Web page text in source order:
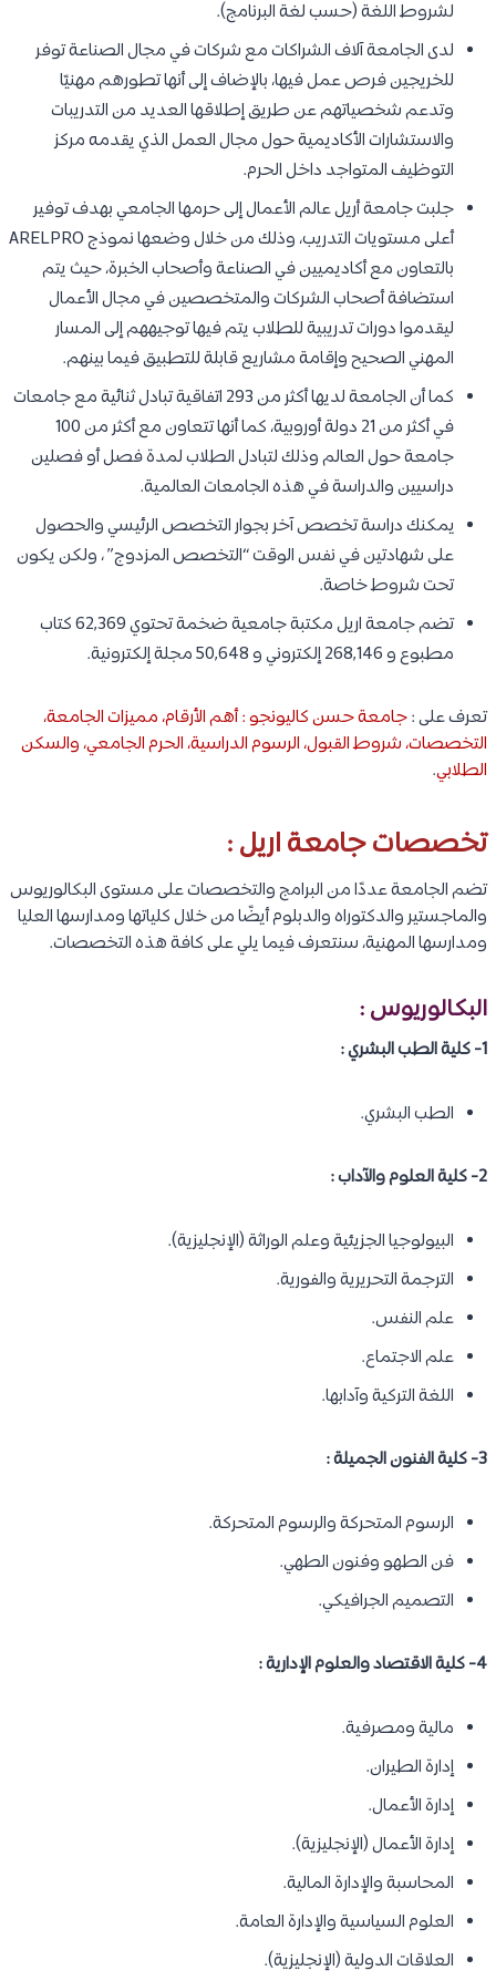
لشروط اللغة (حسب لغة البرنامج).
لدى الجامعة آلاف الشراكات مع شركات في مجال الصناعة توفر
للخريجين فرص عمل فيها، بالإضاف إلى أنها تطورهم مهنيًا
وتدعم شخصياتهم عن طريق إطلاقها العديد من التدريبات
والاستشارات الأكاديمية حول مجال العمل الذي يقدمه مركز
التوظيف المتواجد داخل الحرم.
جلبت جامعة أريل عالم الأعمال إلى حرمها الجامعي بهدف توفير
أعلى مستويات التدريب، وذلك من خلال وضعها نموذج ARELPRO
بالتعاون مع أكاديميين في الصناعة وأصحاب الخبرة، حيث يتم
استضافة أصحاب الشركات والمتخصصين في مجال الأعمال
ليقدموا دورات تدريبية للطلاب يتم فيها توجيههم إلى المسار
المهني الصحيح وإقامة مشاريع قابلة للتطبيق فيما بينهم.
كما أن الجامعة لديها أكثر من 293 اتفاقية تبادل ثنائية مع جامعات
في أكثر من 21 دولة أوروبية، كما أنها تتعاون مع أكثر من 100
جامعة حول العالم وذلك لتبادل الطلاب لمدة فصل أو فصلين
دراسيين والدراسة في هذه الجامعات العالمية.
يمكنك دراسة تخصص آخر بجوار التخصص الرئيسي والحصول
على شهادتين في نفس الوقت “التخصص المزدوج” ، ولكن يكون
تحت شروط خاصة.
تضم جامعة اريل مكتبة جامعية ضخمة تحتوي 62,369 كتاب
مطبوع و 268,146 إلكتروني و 50,648 مجلة إلكترونية.
تعرف على :جامعة حسن كاليونجو : أهم الأرقام، مميزات الجامعة،
التخصصات، شروط القبول، الرسوم الدراسية، الحرم الجامعي، والسكن
الطلابي.
تخصصات جامعة اريل :
تضم الجامعة عددًا من البرامج والتخصصات على مستوى البكالوريوس
والماجستير والدكتوراه والدبلوم أيضًا من خلال كلياتها ومدارسها العليا
ومدارسها المهنية، سنتعرف فيما يلي على كافة هذه التخصصات.
البكالوريوس :
1- كلية الطب البشري :
الطب البشري.
2- كلية العلوم والآداب :
البيولوجيا الجزيئية وعلم الوراثة (الإنجليزية).
الترجمة التحريرية والفورية.
علم النفس.
علم الاجتماع.
اللغة التركية وآدابها.
3- كلية الفنون الجميلة :
الرسوم المتحركة والرسوم المتحركة.
فن الطهو وفنون الطهي.
التصميم الجرافيكي.
4- كلية الاقتصاد والعلوم الإدارية :
مالية ومصرفية.
إدارة الطيران.
إدارة الأعمال.
إدارة الأعمال (الإنجليزية).
المحاسبة والإدارة المالية.
العلوم السياسية والإدارة العامة.
العلاقات الدولية (الإنجليزية).